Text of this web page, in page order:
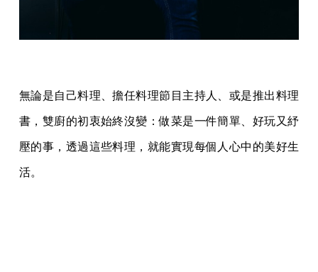
無論是自己料理、擔任料理節目主持人、或是推出料理
書，雙廚的初衷始終沒變：做菜是一件簡單、好玩又紓
壓的事，透過這些料理，就能實現每個人心中的美好生
活。